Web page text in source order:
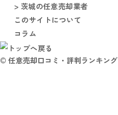
> 茨城の任意売却業者
このサイトについて
コラム
© 任意売却口コミ・評判ランキング